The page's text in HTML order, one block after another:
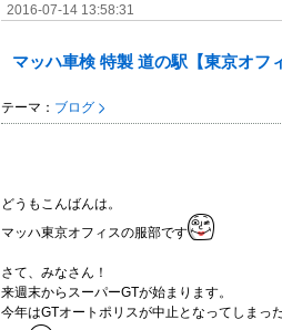
2016-07-14 13:58:31
マッハ車検 特製 道の駅【東京オフ
テーマ： ブログ
どうもこんばんは。
マッハ東京オフィスの服部です
さて、みなさん！
来週末からスーパーGTが始まります。
今年はGTオートポリスが中止となってしまっ